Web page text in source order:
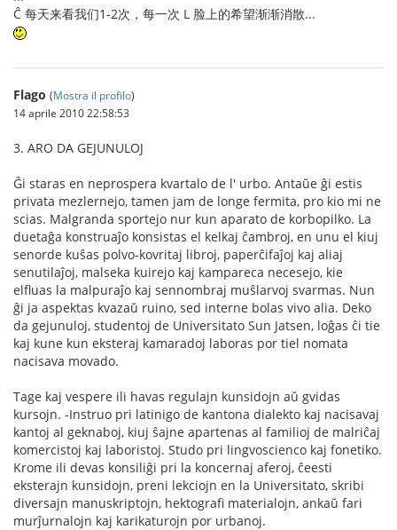
Ĉ 每天来看我们1-2次，每一次 L 脸上的希望渐渐消散...
Flago (Mostra il profilo)
14 aprile 2010 22:58:53
3. ARO DA GEJUNULOJ
Ĝi staras en neprospera kvartalo de l' urbo. Antaŭe ĝi estis
privata mezlernejo, tamen jam de longe fermita, pro kio mi ne
scias. Malgranda sportejo nur kun aparato de korbopilko. La
duetaĝa konstruaĵo konsistas el kelkaj ĉambroj, en unu el kiuj
senorde kuŝas polvo-kovritaj libroj, paperĉifaĵoj kaj aliaj
senutilaĵoj, malseka kuirejo kaj kampareca necesejo, kie
elfluas la malpuraĵo kaj sennombraj muŝlarvoj svarmas. Nun
ĝi ja aspektas kvazaŭ ruino, sed interne bolas vivo alia. Deko
da gejunuloj, studentoj de Universitato Sun Jatsen, loĝas ĉi tie
kaj kune kun eksteraj kamaradoj laboras por tiel nomata
nacisava movado.
Tage kaj vespere ili havas regulajn kunsidojn aŭ gvidas
kursojn. -Instruo pri latinigo de kantona dialekto kaj nacisavaj
kantoj al geknaboj, kiuj ŝajne apartenas al familioj de malriĉaj
komercistoj kaj laboristoj. Studo pri lingvoscienco kaj fonetiko.
Krome ili devas konsiliĝi pri la koncernaj aferoj, ĉeesti
eksterajn kunsidojn, preni lekciojn en la Universitato, skribi
diversajn manuskriptojn, hektografi materialojn, ankaŭ fari
murĵurnalojn kaj karikaturojn por urbanoj.